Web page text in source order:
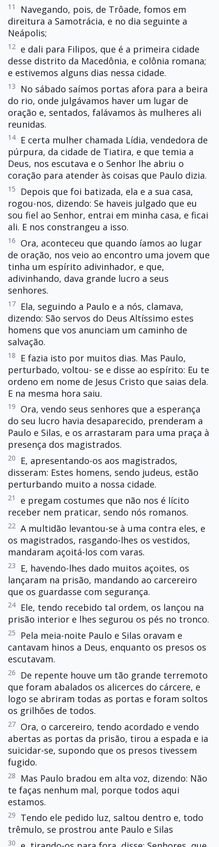
11
Navegando, pois, de Trôade, fomos em
direitura a Samotrácia, e no dia seguinte a
Neápolis;
12
e dali para Filipos, que é a primeira cidade
desse distrito da Macedônia, e colônia romana;
e estivemos alguns dias nessa cidade.
13
No sábado saímos portas afora para a beira
do rio, onde julgávamos haver um lugar de
oração e, sentados, falávamos às mulheres ali
reunidas.
14
E certa mulher chamada Lídia, vendedora de
púrpura, da cidade de Tiatira, e que temia a
Deus, nos escutava e o Senhor lhe abriu o
coração para atender às coisas que Paulo dizia.
15
Depois que foi batizada, ela e a sua casa,
rogou-nos, dizendo: Se haveis julgado que eu
sou fiel ao Senhor, entrai em minha casa, e ficai
ali. E nos constrangeu a isso.
16
Ora, aconteceu que quando íamos ao lugar
de oração, nos veio ao encontro uma jovem que
tinha um espírito adivinhador, e que,
adivinhando, dava grande lucro a seus
senhores.
17
Ela, seguindo a Paulo e a nós, clamava,
dizendo: São servos do Deus Altíssimo estes
homens que vos anunciam um caminho de
salvação.
18
E fazia isto por muitos dias. Mas Paulo,
perturbado, voltou- se e disse ao espírito: Eu te
ordeno em nome de Jesus Cristo que saias dela.
E na mesma hora saiu.
19
Ora, vendo seus senhores que a esperança
do seu lucro havia desaparecido, prenderam a
Paulo e Silas, e os arrastaram para uma praça à
presença dos magistrados.
20
E, apresentando-os aos magistrados,
disseram: Estes homens, sendo judeus, estão
perturbando muito a nossa cidade.
21
e pregam costumes que não nos é lícito
receber nem praticar, sendo nós romanos.
22 A multidão levantou-se à uma contra eles, e
os magistrados, rasgando-lhes os vestidos,
mandaram açoitá-los com varas.
23
E, havendo-lhes dado muitos açoites, os
lançaram na prisão, mandando ao carcereiro
que os guardasse com segurança.
24
Ele, tendo recebido tal ordem, os lançou na
prisão interior e lhes segurou os pés no tronco.
25
Pela meia-noite Paulo e Silas oravam e
cantavam hinos a Deus, enquanto os presos os
escutavam.
26
De repente houve um tão grande terremoto
que foram abalados os alicerces do cárcere, e
logo se abriram todas as portas e foram soltos
os grilhões de todos.
27 Ora, o carcereiro, tendo acordado e vendo
abertas as portas da prisão, tirou a espada e ia
suicidar-se, supondo que os presos tivessem
fugido.
28
Mas Paulo bradou em alta voz, dizendo: Não
te faças nenhum mal, porque todos aqui
estamos.
29
Tendo ele pedido luz, saltou dentro e, todo
trêmulo, se prostrou ante Paulo e Silas
30